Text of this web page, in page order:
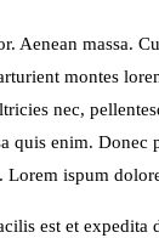
Aenean massa.
montes
nec,
quis enim.
Lorem ispum
est et expedita